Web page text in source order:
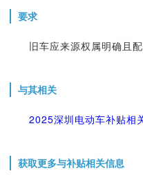
要求
旧车应来源权属明确且
与其相关
2025深圳电动车补贴相
获取更多与补贴相关信息